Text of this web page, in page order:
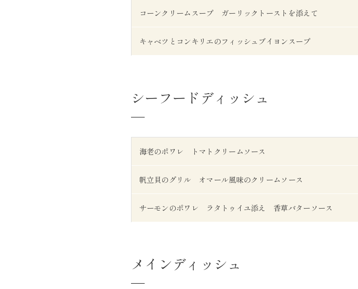
コーンクリームスープ ガーリックトーストを添えて
キャベツとコンキリエのフィッシュブイヨンスープ
シーフードディッシュ
海老のポワレ トマトクリームソース
帆立貝のグリル オマール風味のクリームソース
サーモンのポワレ ラタトゥイユ添え 香草バターソース
メインディッシュ